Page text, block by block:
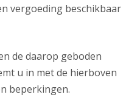
vergoeding beschikbaar
de daarop geboden
u in met de hierboven
beperkingen.